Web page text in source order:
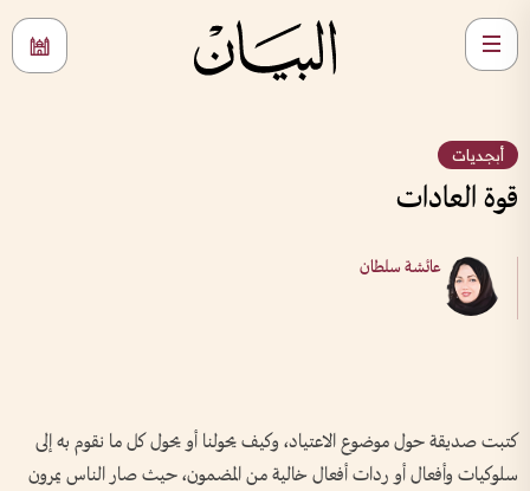
أبجديات
قوة العادات
عائشة سلطان
كتبت صديقة حول موضوع الاعتياد، وكيف يحولنا أو يحول كل ما نقوم به إلى
سلوكيات وأفعال أو ردات أفعال خالية من المضمون، حيث صار الناس يمرون